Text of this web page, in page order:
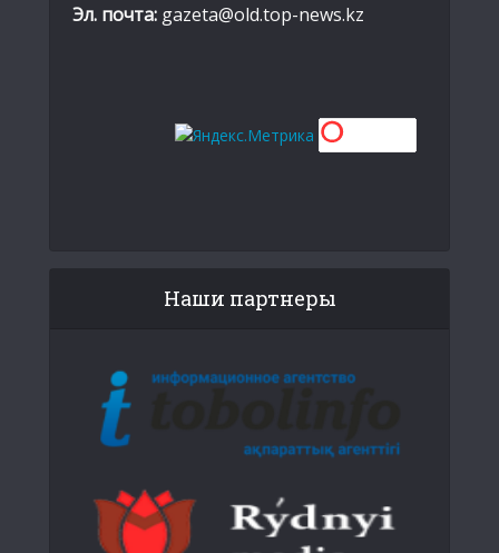
Эл. почта: gazeta@old.top-news.kz
Наши партнеры